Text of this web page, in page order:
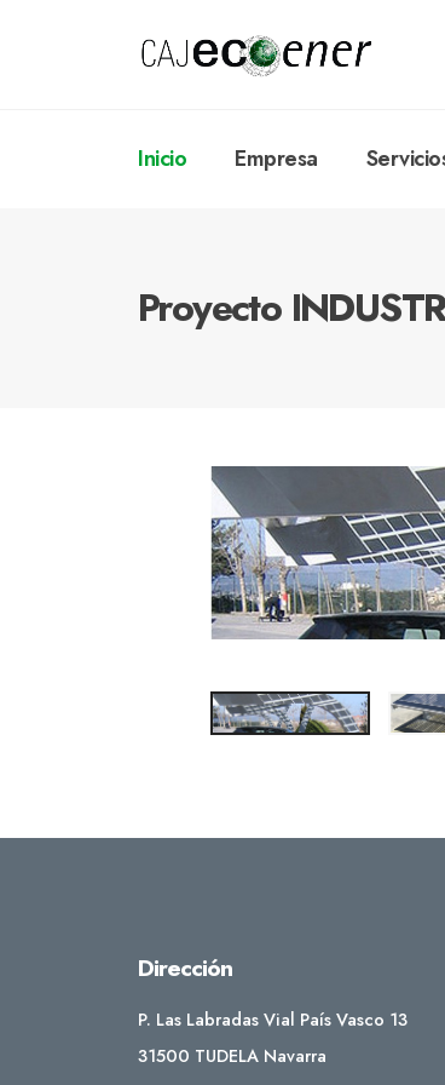
Inicio Empresa
Proyecto
Dirección
P. Las Labradas Vial País Vasco 13
31500 TUDELA Navarra